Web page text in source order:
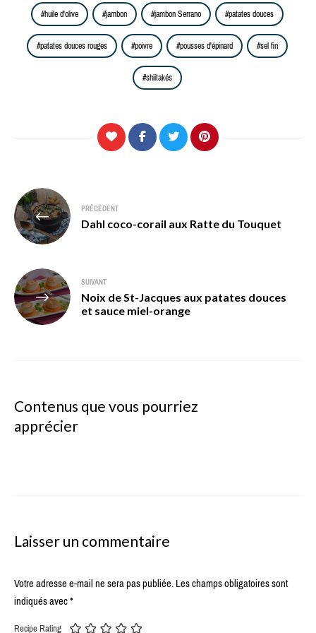
huile d'olive jambon jambon Serrano patates douces
patates douces rouges poivre pousses d'épinard sel fin
shiitakés
Navigation
de
l’article
PRÉCÉDENT
Dahl coco-corail aux Ratte du Touquet
SUIVANT
Noix de St-Jacques aux patates douces
et sauce miel-orange
Contenus que vous pourriez
apprécier
Laisser un commentaire
Votre adresse e-mail ne sera pas publiée.Les champs obligatoires sont
indiqués avec*
Recipe Rating